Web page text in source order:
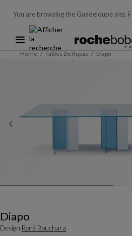
You are browsing the Guadeloupe site.
Home Tables De Repas Diapo
Diapo
Design René Bouchara